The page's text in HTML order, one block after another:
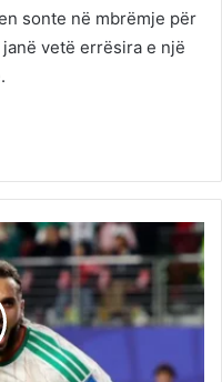
sonte në mbrëmje për
vetë errësira e një